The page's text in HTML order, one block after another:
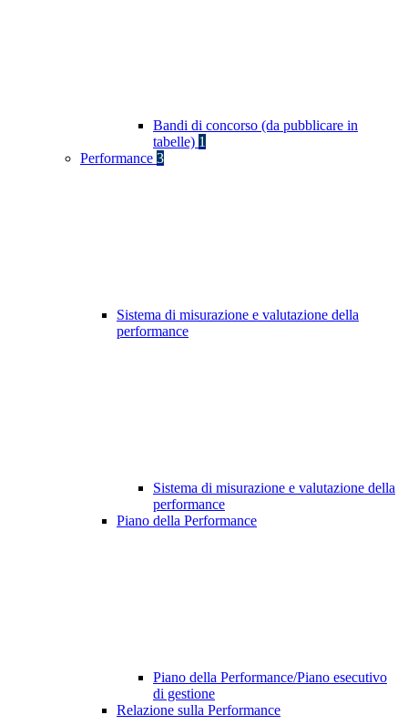
Bandi di concorso (da pubblicare in
tabelle) 1
Performance 3
Sistema di misurazione e valutazione della
performance
Sistema di misurazione e valutazione della
performance
Piano della Performance
Piano della Performance/Piano esecutivo
di gestione
Relazione sulla Performance